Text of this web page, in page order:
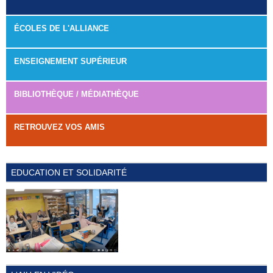
ÉCOLES DE L'ALLIANCE
ENSEIGNEMENT SUPÉRIEUR
BIBLIOTHÈQUE / MÉDIATHÈQUE
RETROUVEZ VOS AMIS
EDUCATION ET SOLIDARITÉ